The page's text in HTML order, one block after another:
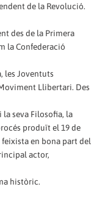
de la Revolució.
des de la Primera
la Confederació
les Joventuts
Llibertari. Des
la seva Filosofia, la
produït el 19 de
en bona part del
actor,
històric.